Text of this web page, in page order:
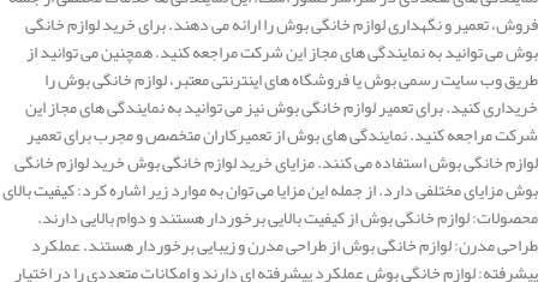
فروش، تعمیر و نگهداری لوازم خانگی بوش را ارائه می دهند. برای خرید لوازم خانگی
بوش می توانید به نمایندگی های مجاز این شرکت مراجعه کنید. همچنین می توانید از
طریق وب سایت رسمی بوش یا فروشگاه های اینترنتی معتبر، لوازم خانگی بوش را
خریداری کنید. برای تعمیر لوازم خانگی بوش نیز می توانید به نمایندگی های مجاز این
شرکت مراجعه کنید. نمایندگی های بوش از تعمیرکاران متخصص و مجرب برای تعمیر
لوازم خانگی بوش استفاده می کنند. مزایای خرید لوازم خانگی بوش خرید لوازم خانگی
بوش مزایای مختلفی دارد. از جمله این مزایا می توان به موارد زیر اشاره کرد: کیفیت بالای
محصولات: لوازم خانگی بوش از کیفیت بالایی برخوردار هستند و دوام بالایی دارند.
طراحی مدرن: لوازم خانگی بوش از طراحی مدرن و زیبایی برخوردار هستند. عملکرد
پیشرفته: لوازم خانگی بوش عملکرد پیشرفته ای دارند و امکانات متعددی را در اختیار